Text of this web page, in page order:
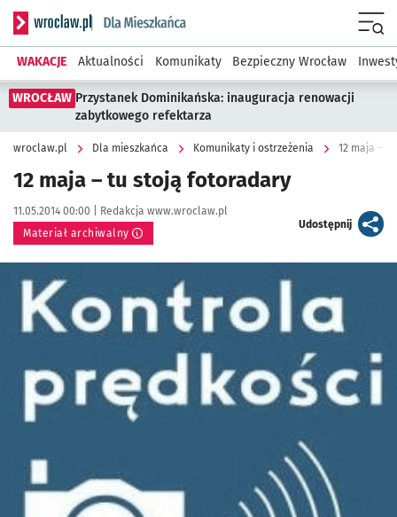
Serwis informacyjny wroclaw.pl podserwis: Dla mieszkańca
WAKACJE Aktualności Komunikaty Bezpieczny Wrocław
WROCŁAW Przystanek Dominikańska: inauguracja renowacji
zabytkowego refektarza
wroclaw.pl Dla mieszkańca Komunikaty i ostrzeżenia 12 maja –
12 maja – tu stoją fotoradary
Data publikacji:
11.05.2014 00:00 | Autor:
Redakcja www.wroclaw.pl
Materiał archiwalny
Udostępnijartykuł